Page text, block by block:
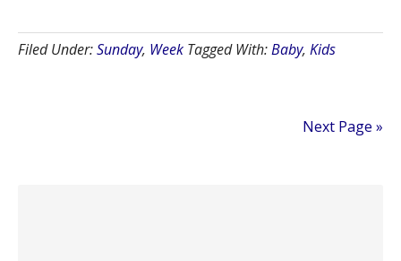
Filed Under:Sunday, Week Tagged With:Baby, Kids
Next Page »